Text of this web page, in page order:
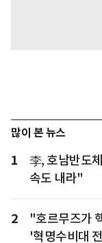
많이 본 뉴스
1
李, 호남반도
속도 내라"
2
"호르무즈가
'혁명수비대